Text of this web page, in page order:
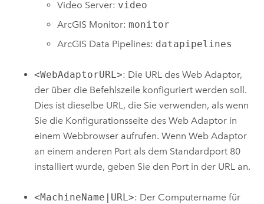
Video Server: video
ArcGIS Monitor:monitor
ArcGIS Data Pipelines: datapipelines
<WebAdaptorURL>: Die URL des Web Adaptor,
der über die Befehlszeile konfiguriert werden soll.
Dies ist dieselbe URL, die Sie verwenden, als wenn
Sie die Konfigurationsseite des Web Adaptor in
einem Webbrowser aufrufen. Wenn Web Adaptor
an einem anderen Port als dem Standardport 80
installiert wurde, geben Sie den Port in der URL an.
<MachineName|URL>: Der Computername für